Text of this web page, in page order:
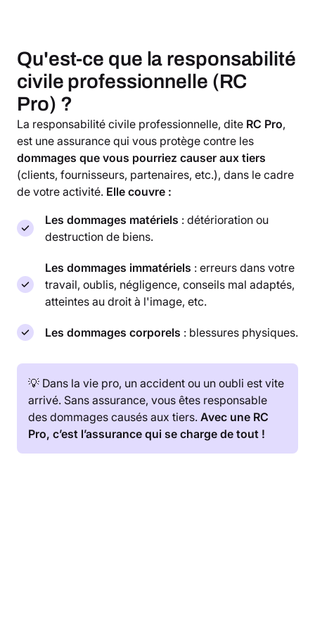
Qu'est-ce que la responsabilité
civile professionnelle (RC
Pro) ?
La responsabilité civile professionnelle, dite RC Pro,
est une assurance qui vous protège contre les
dommages que vous pourriez causer aux tiers
(clients, fournisseurs, partenaires, etc.), dans le cadre
de votre activité. Elle couvre :
Les dommages matériels : détérioration ou
destruction de biens.
Les dommages immatériels : erreurs dans votre
travail, oublis, négligence, conseils mal adaptés,
atteintes au droit à l'image, etc.
Les dommages corporels : blessures physiques.
💡 Dans la vie pro, un accident ou un oubli est vite
arrivé. Sans assurance, vous êtes responsable
des dommages causés aux tiers. Avec une RC
Pro, c’est l’assurance qui se charge de tout !